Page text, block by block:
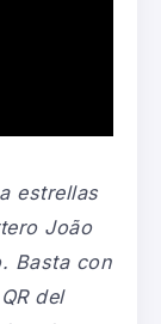
estrellas
João
Basta con
del